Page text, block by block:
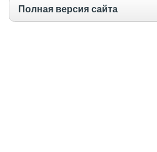
Полная версия сайта